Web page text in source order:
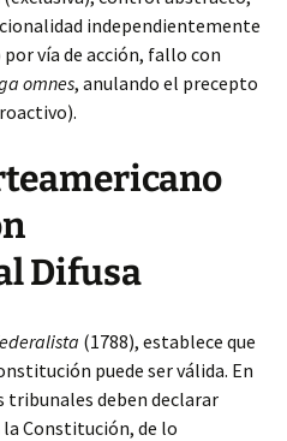
independientemente
vía de acción, fallo con
omnes, anulando el precepto
Difusa
(1788), establece que
puede ser válida. En
tribunales deben declarar
Constitución, de lo